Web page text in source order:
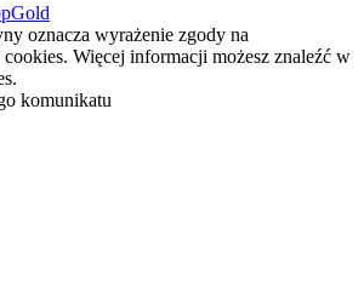
oznacza wyrażenie zgody na
Więcej informacji możesz znaleźć w
komunikatu